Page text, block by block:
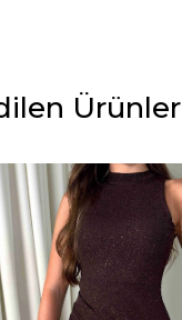
Ürünler